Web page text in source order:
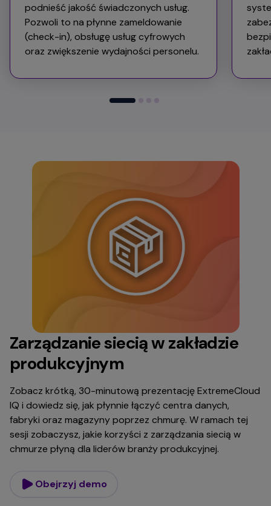
podnieść jakość świadczonych usług.
Pozwoli to na płynne zameldowanie
(check-in), obsługę usług cyfrowych
oraz zwiększenie wydajności personelu.​
Zarządzanie siecią w zakładzie
produkcyjnym
Zobacz krótką, 30-minutową prezentację ExtremeCloud
IQ i dowiedz się, jak płynnie łączyć centra danych,
fabryki oraz magazyny poprzez chmurę. W ramach tej
sesji zobaczysz, jakie korzyści z zarządzania siecią w
chmurze płyną dla liderów branży produkcyjnej.
Obejrzyj demo